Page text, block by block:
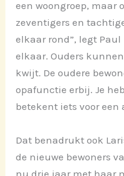
een woongroep, maar
zeventigers en
elkaar rond”, legt
elkaar. Ouders
kwijt. De oudere
opafunctie erbij. Je
betekent iets voor een
Dat benadrukt ook
de nieuwe bewoners
nu drie jaar met haar